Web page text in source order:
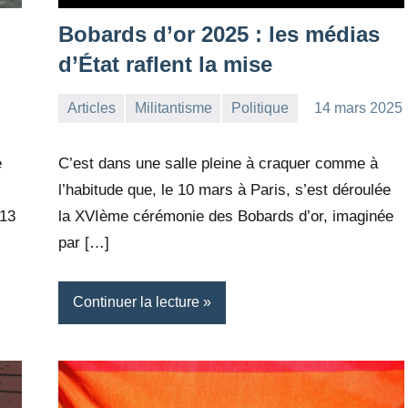
Bobards d’or 2025 : les médias
d’État raflent la mise
Articles Militantisme Politique
14 mars 2025
C’est dans une salle pleine à craquer comme à
l’habitude que, le 10 mars à Paris, s’est déroulée
la XVIème cérémonie des Bobards d’or, imaginée
par […]
Continuer la lecture